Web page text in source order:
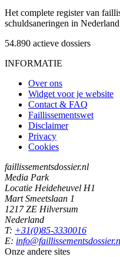
Het complete register van
schuldsaneringen in
54.890 actieve dossiers
INFORMATIE
Over ons
Widget voor je website
Contact & FAQ
Faillissementswet
Disclaimer
Privacy
Cookies
faillissementsdossier.nl
Media Park
Locatie Heideheuvel H1
Mart Smeetslaan 1
1217 ZE Hilversum
Nederland
T: +31(0)85-3330016
E:
Onze andere sites